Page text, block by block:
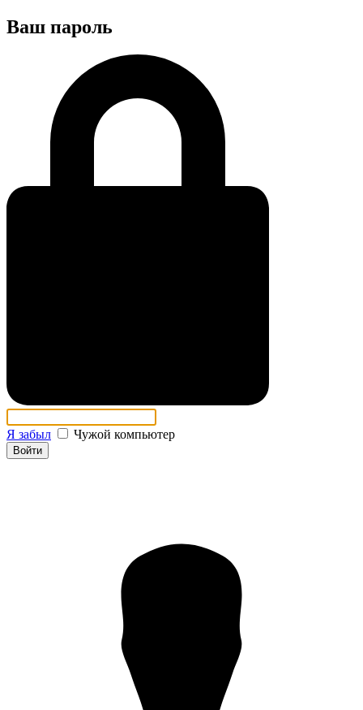
Ваш пароль
Я забыл Чужой компьютер
Войти